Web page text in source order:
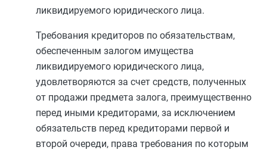
ликвидируемого юридического лица.
Требования кредиторов по обязательствам,
обеспеченным залогом имущества
ликвидируемого юридического лица,
удовлетворяются за счет средств, полученных
от продажи предмета залога, преимущественно
перед иными кредиторами, за исключением
обязательств перед кредиторами первой и
второй очереди, права требования по которым